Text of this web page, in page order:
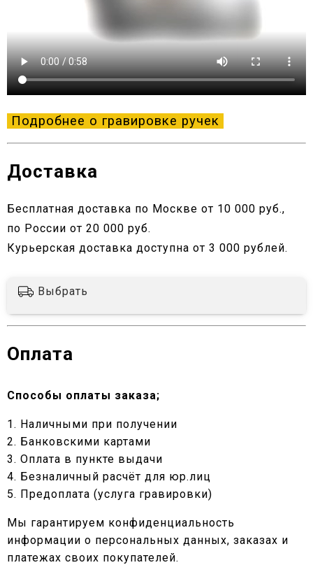
Подробнее о гравировке ручек
Доставка
Бесплатная доставка по Москве от 10 000 руб.,
по России от 20 000 руб.
Курьерская доставка доступна от 3 000 рублей.
Выбрать
Оплата
Способы оплаты заказа;
1. Наличными при получении
2. Банковскими картами
3. Оплата в пункте выдачи
4. Безналичный расчёт для юр.лиц
5. Предоплата (услуга гравировки)
Мы гарантируем конфиденциальность
информации о персональных данных, заказах и
платежах своих покупателей.